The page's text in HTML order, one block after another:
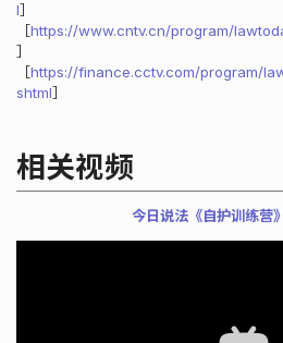
l］
［https://www.cntv.cn/program/
］
［https://finance.cctv.com/program/
shtml］
相关视频
今日说法《自护训练